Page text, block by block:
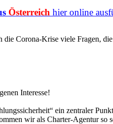
Österreich hier online
Corona-Krise viele Fragen,
Interesse!
ein zentraler
wir als Charter-Agentur